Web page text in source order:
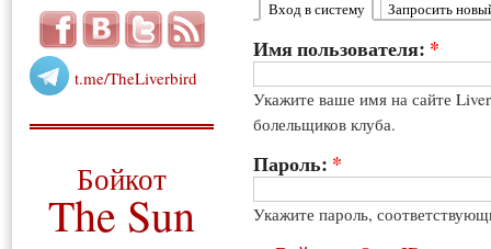
t.me/TheLiverbird
Бойкот
The Sun
Вход в систему Запросить
Имя пользователя: *
Укажите ваше имя на сайте
болельщиков клуба.
Пароль: *
Укажите пароль,